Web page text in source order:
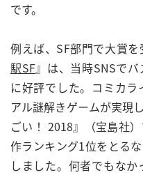
です。
例えば、SF部門で大賞
駅SF』は、当時SNSで
に好評でした。コミカ
アル謎解きゲームが実現
ごい！ 2018』（宝島社
作ランキング1位をとる
しました。何者でもな